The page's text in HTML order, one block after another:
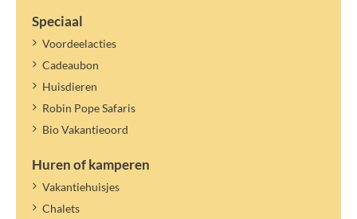
Speciaal
Voordeelacties
Cadeaubon
Huisdieren
Robin Pope Safaris
Bio Vakantieoord
Huren of kamperen
Vakantiehuisjes
Chalets